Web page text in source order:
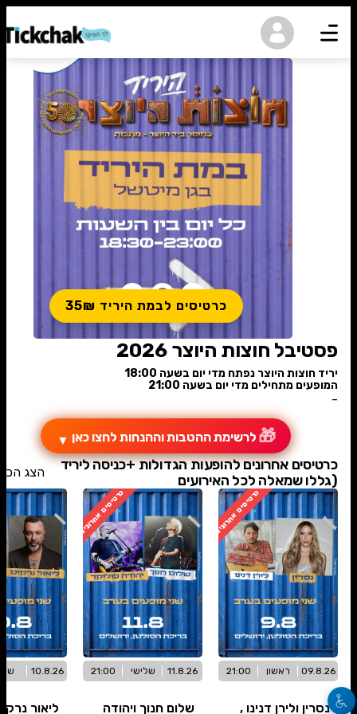
נגישות
כרטיסים לבמת היריד 35₪
פסטיבל חוצות היוצר 2026
יריד חוצות היוצר נפתח מדי יום בשעה 18:00
המופעים מתחילים מדי יום בשעה 21:00
-
🎁 לרשימת ההטבות וההנחות לחצו כאן ▼
כרטיסים אחרונים להופעות הגדולות +כניסה ליריד
(גללו שמאלה לכל האירועים
הצג הכל
כרטיסים אחרונים
09.8.26 ראשון 21:00
נסרין ולירן דנינו ,
כרטיסים אחרונים
11.8.26 שלישי 21:00
שלום חנוך ויהודה
10.8.26 שני
ליאור